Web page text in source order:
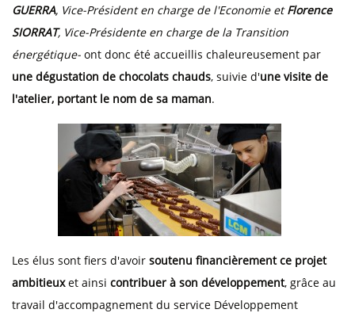
GUERRA, Vice-Président en charge de l'Economie etFlorence
SIORRAT, Vice-Présidente en charge de la Transition
énergétique- ont donc été accueillis chaleureusement par
une dégustation de chocolats chauds, suivie d'une visite de
l'atelier, portant le nom de sa maman.
Les élus sont fiers d'avoir soutenu financièrement ce projet
ambitieuxet ainsi contribuer à son développement, grâce au
travail d'accompagnement du service Développement